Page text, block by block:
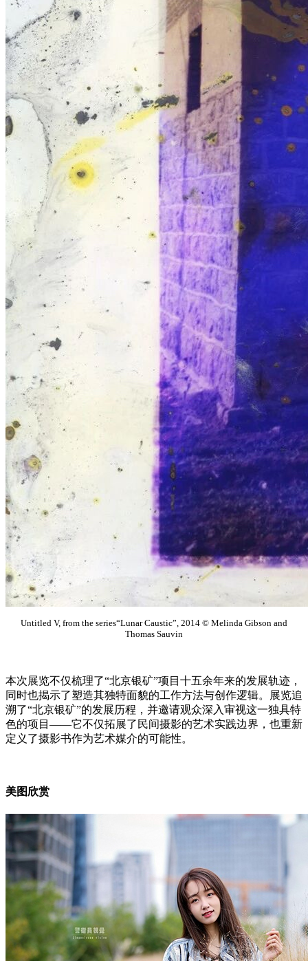
Untitled V, from the series“Lunar Caustic”, 2014 © Melinda Gibson and
Thomas Sauvin
本次展览不仅梳理了“北京银矿”项目十五余年来的发展轨迹，
同时也揭示了塑造其独特面貌的工作方法与创作逻辑。展览追
溯了“北京银矿”的发展历程，并邀请观众深入审视这一独具特
色的项目——它不仅拓展了民间摄影的艺术实践边界，也重新
定义了摄影书作为艺术媒介的可能性。
美图欣赏